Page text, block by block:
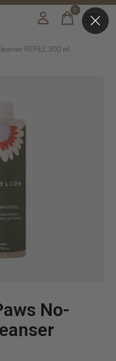
0items
REFILL 300 ml
No-